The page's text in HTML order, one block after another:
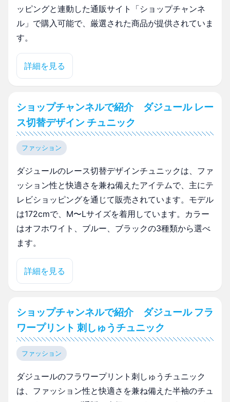
ッピングと連動した通販サイト「ショップチャンネ
ル」で購入可能で、厳選された商品が提供されていま
す。
詳細を見る
ショップチャンネルで紹介 ダジュール レー
ス切替デザイン チュニック
ファッション
ダジュールのレース切替デザインチュニックは、ファ
ッション性と快適さを兼ね備えたアイテムで、主にテ
レビショッピングを通じて販売されています。モデル
は172cmで、M〜Lサイズを着用しています。カラー
はオフホワイト、ブルー、ブラックの3種類から選べ
ます。
詳細を見る
ショップチャンネルで紹介 ダジュール フラ
ワープリント 刺しゅうチュニック
ファッション
ダジュールのフラワープリント刺しゅうチュニック
は、ファッション性と快適さを兼ね備えた半袖のチュ